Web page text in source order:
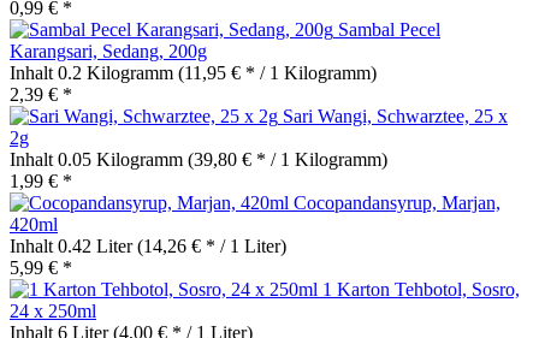
0,99 € *
Sambal Pecel
Karangsari, Sedang, 200g
Inhalt 0.2 Kilogramm (11,95 € * / 1 Kilogramm)
2,39 € *
Sari Wangi, Schwarztee, 25 x
2g
Inhalt 0.05 Kilogramm (39,80 € * / 1 Kilogramm)
1,99 € *
Cocopandansyrup, Marjan,
420ml
Inhalt 0.42 Liter(14,26 € * / 1 Liter)
5,99 € *
1 Karton Tehbotol, Sosro,
24 x 250ml
Inhalt 6 Liter(4,00 € * / 1 Liter)